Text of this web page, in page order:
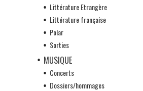
Littérature Etrangère
Littérature française
Polar
Sorties
MUSIQUE
Concerts
Dossiers/hommages